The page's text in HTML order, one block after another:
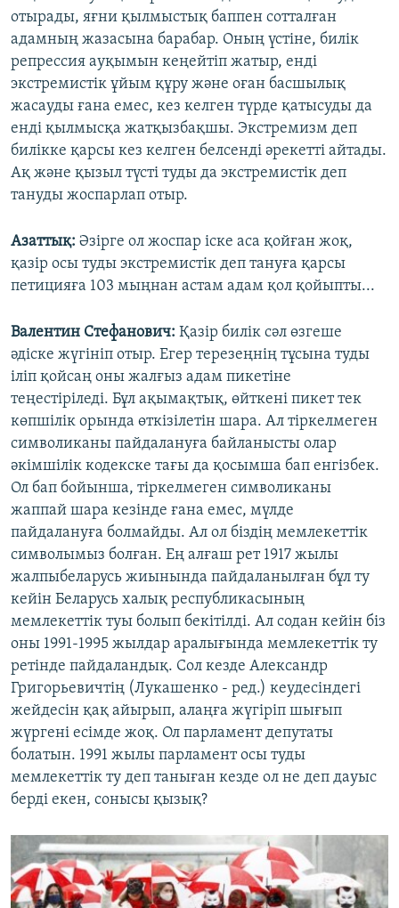
отырады, яғни қылмыстық баппен сотталған
адамның жазасына барабар. Оның үстіне, билік
репрессия ауқымын кеңейтіп жатыр, енді
экстремистік ұйым құру және оған басшылық
жасауды ғана емес, кез келген түрде қатысуды да
енді қылмысқа жатқызбақшы. Экстремизм деп
билікке қарсы кез келген белсенді әрекетті айтады.
Ақ және қызыл түсті туды да экстремистік деп
тануды жоспарлап отыр.
Азаттық: Әзірге ол жоспар іске аса қойған жоқ,
қазір осы туды экстремистік деп тануға қарсы
петицияға 103 мыңнан астам адам қол қойыпты...
Валентин Стефанович: Қазір билік сәл өзгеше
әдіске жүгініп отыр. Егер терезеңнің тұсына туды
іліп қойсаң оны жалғыз адам пикетіне
теңестіріледі. Бұл ақымақтық, өйткені пикет тек
көпшілік орында өткізілетін шара. Ал тіркелмеген
символиканы пайдалануға байланысты олар
әкімшілік кодекске тағы да қосымша бап енгізбек.
Ол бап бойынша, тіркелмеген символиканы
жаппай шара кезінде ғана емес, мүлде
пайдалануға болмайды. Ал ол біздің мемлекеттік
символымыз болған. Ең алғаш рет 1917 жылы
жалпыбеларусь жиынында пайдаланылған бұл ту
кейін Беларусь халық республикасының
мемлекеттік туы болып бекітілді. Ал содан кейін біз
оны 1991-1995 жылдар аралығында мемлекеттік ту
ретінде пайдаландық. Сол кезде Александр
Григорьевичтің (Лукашенко - ред.) кеудесіндегі
жейдесін қақ айырып, алаңға жүгіріп шығып
жүргені есімде жоқ. Ол парламент депутаты
болатын. 1991 жылы парламент осы туды
мемлекеттік ту деп таныған кезде ол не деп дауыс
берді екен, сонысы қызық?